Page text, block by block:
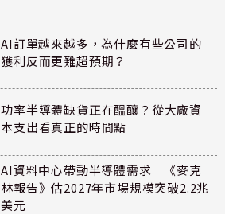
AI訂單越來越多，為什麼有些公司的
獲利反而更難超預期？
功率半導體缺貨正在醞釀？從大廠資
本支出看真正的時間點
AI資料中心帶動半導體需求 《麥克
林報告》估2027年市場規模突破2.2兆
美元